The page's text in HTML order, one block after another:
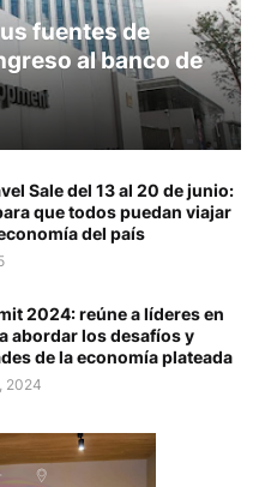
fuentes de
al banco de
Sale del 13 al 20 de junio:
que todos puedan viajar
del país
2024: reúne a líderes en
abordar los desafíos y
de la economía plateada
2024